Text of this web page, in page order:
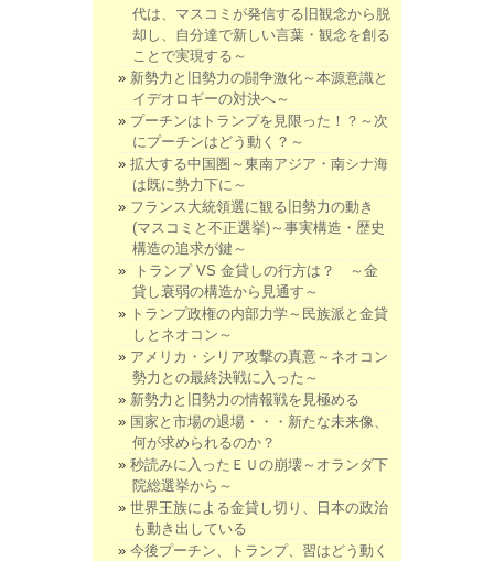
代は、マスコミが発信する旧観念から脱
却し、自分達で新しい言葉・観念を創る
ことで実現する～
新勢力と旧勢力の闘争激化～本源意識と
イデオロギーの対決へ～
プーチンはトランプを見限った！？～次
にプーチンはどう動く？～
拡大する中国圏～東南アジア・南シナ海
は既に勢力下に～
フランス大統領選に観る旧勢力の動き
(マスコミと不正選挙)～事実構造・歴史
構造の追求が鍵～
トランプ VS 金貸しの行方は？ ～金
貸し衰弱の構造から見通す～
トランプ政権の内部力学～民族派と金貸
しとネオコン～
アメリカ・シリア攻撃の真意～ネオコン
勢力との最終決戦に入った～
新勢力と旧勢力の情報戦を見極める
国家と市場の退場・・・新たな未来像、
何が求められるのか？
秒読みに入ったＥＵの崩壊～オランダ下
院総選挙から～
世界王族による金貸し切り、日本の政治
も動き出している
今後プーチン、トランプ、習はどう動く